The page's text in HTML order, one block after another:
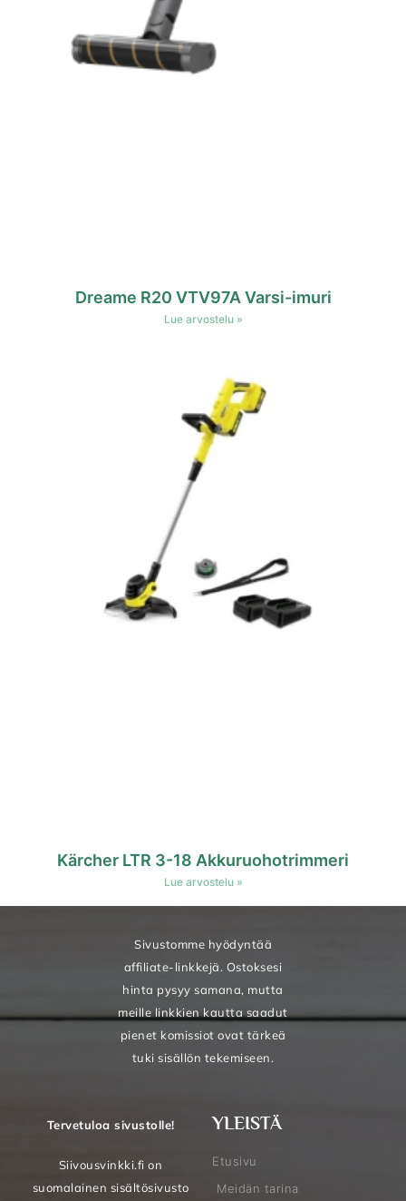
Dreame R20 VTV97A Varsi-imuri
Lue arvostelu »
Kärcher LTR 3-18 Akkuruohotrimmeri
Lue arvostelu »
Sivustomme hyödyntää
affiliate-linkkejä. Ostoksesi
hinta pysyy samana, mutta
meille linkkien kautta saadut
pienet komissiot ovat tärkeä
tuki sisällön tekemiseen.
Tervetuloa sivustolle!
Siivousvinkki.fi on
suomalainen sisältösivusto
YLEISTÄ
Etusivu
Meidän tarina